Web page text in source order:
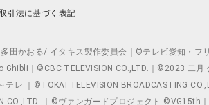
引法に基づく表記
かおる/ イタキス製作委員会｜©テレビ愛知・フ
｜©CBC TELEVISION CO.,LTD.｜©2023 二
｜©TOKAI TELEVISION BROADCASTING
CO.,LTD. ｜©ヴァンガードプロジェクト ©VG15th